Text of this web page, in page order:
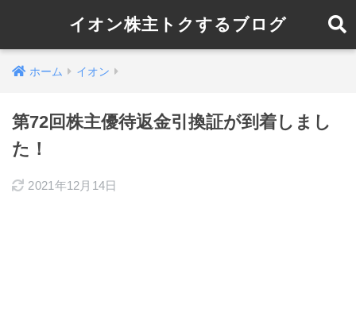
イオン株主トクするブログ
ホーム イオン
第72回株主優待返金引換証が到着しまし
た！
2021年12月14日